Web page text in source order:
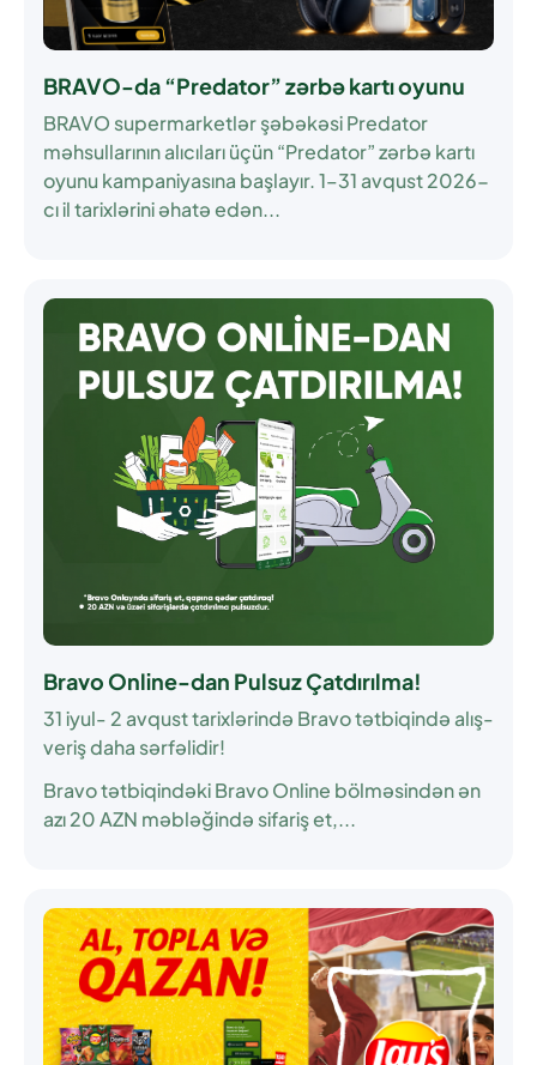
BRAVO-da “Predator” zərbə kartı oyunu
BRAVO supermarketlər şəbəkəsi Predator
məhsullarının alıcıları üçün“Predator” zərbə kartı
oyunu kampaniyasına başlayır.1–31 avqust 2026-
cı iltarixlərini əhatə edən...
Bravo Online-dan Pulsuz Çatdırılma!
31 iyul- 2 avqust tarixlərində Bravo tətbiqində alış-
veriş daha sərfəlidir!
Bravo tətbiqindəki Bravo Online bölməsindən ən
azı 20 AZN məbləğində sifariş et,...